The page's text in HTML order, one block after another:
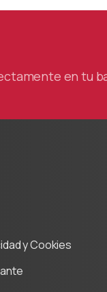
en tu
y Cookies